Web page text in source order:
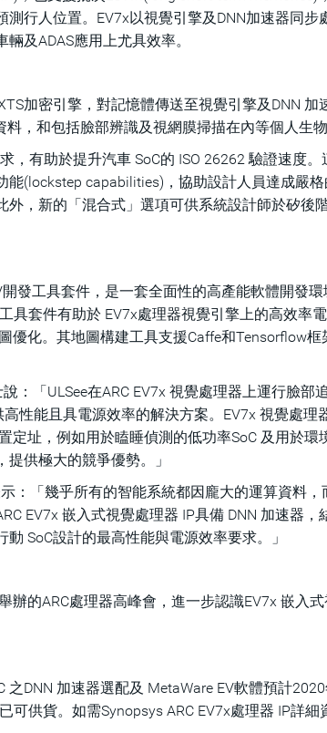
行人位置。EV7x以視覺引擎及DNN加速器同步
及ADAS應用上尤具效率。
加密引擎，對記憶體傳送至視覺引擎及DNN 加
，和包括臉部辨識及視網膜掃描在內等個人生物
，有助於提升汽車 SoC的 ISO 26262 驗證速度
(lockstep capabilities)，協助設計人員達成嚴
，新的「混合式」選項可供系統設計師於矽後
發工具套件，是一套全面性的高產能軟體開發環
具套件有助於 EV7x處理器視覺引擎上的高效率
優化。其地圖構建工具支援Caffe和Tensorflow框
：「ULSee在ARC EV7x 視覺處理器上運行臉部
性能且具電源效率的解決方案。EV7x 視覺處理
定址，例如用於瞌睡偵測的低功率SoC 及用於環
供極大的競爭優勢。」
：「幾乎所有的智能系統都因龐大的運算資料
EV7x 嵌入式視覺處理器 IP具備 DNN 加速器，
SoC設計的最高性能與電源效率要求。」
的ARC處理器高峰會，進一步認識EV7x 嵌入
之DNN 加速器選配及 MetaWare EV軟體預計
可供貨。如需Synopsys ARC EV7x處理器 IP詳細